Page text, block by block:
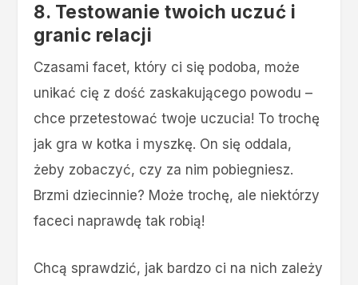
8. Testowanie twoich uczuć i
granic relacji
Czasami facet, który ci się podoba, może
unikać cię z dość zaskakującego powodu –
chce przetestować twoje uczucia! To trochę
jak gra w kotka i myszkę. On się oddala,
żeby zobaczyć, czy za nim pobiegniesz.
Brzmi dziecinnie? Może trochę, ale niektórzy
faceci naprawdę tak robią!
Chcą sprawdzić, jak bardzo ci na nich zależy